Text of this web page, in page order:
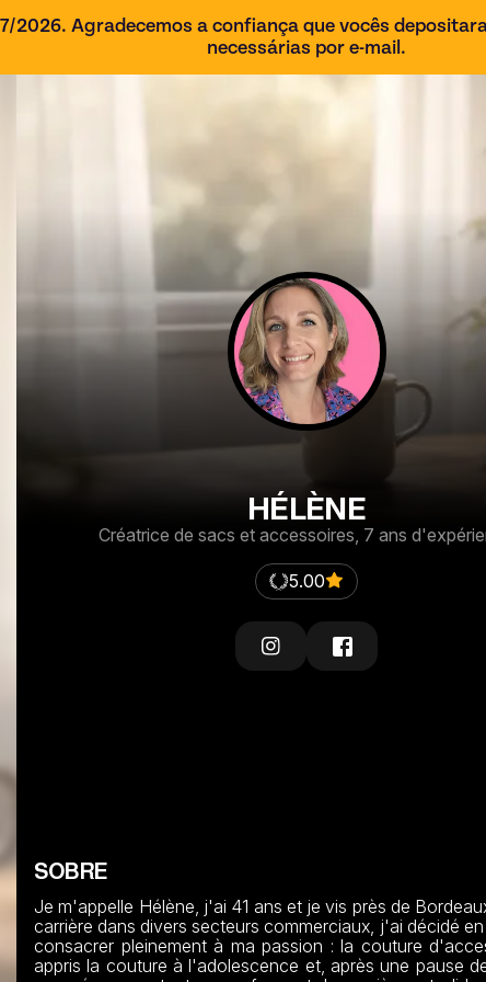
2026. Agradecemos a confiança que vocês
necessárias por e-mail.
HÉLÈNE
Créatrice de sacs et accessoires, 7 ans
5.00
SOBRE
Je m'appelle Hélène, j'ai 41 ans et je vis près de
carrière dans divers secteurs commerciaux, j'ai décidé
consacrer pleinement à ma passion : la couture
appris la couture à l'adolescence et, après une pause